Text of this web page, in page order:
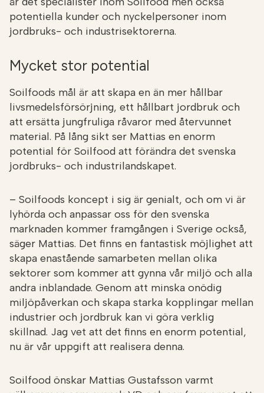
potentiella kunder och nyckelpersoner inom
jordbruks- och industrisektorerna.
Mycket stor potential
Soilfoods mål är att skapa en än mer hållbar
livsmedelsförsörjning, ett hållbart jordbruk och
att ersätta jungfruliga råvaror med återvunnet
material. På lång sikt ser Mattias en enorm
potential för Soilfood att förändra det svenska
jordbruks- och industrilandskapet.
– Soilfoods koncept i sig är genialt, och om vi är
lyhörda och anpassar oss för den svenska
marknaden kommer framgången i Sverige också,
säger Mattias. Det finns en fantastisk möjlighet att
skapa enastående samarbeten mellan olika
sektorer som kommer att gynna vår miljö och alla
andra inblandade. Genom att minska onödig
miljöpåverkan och skapa starka kopplingar mellan
industrier och jordbruk kan vi göra verklig
skillnad. Jag vet att det finns en enorm potential,
nu är vår uppgift att realisera denna.
Soilfood önskar Mattias Gustafsson varmt